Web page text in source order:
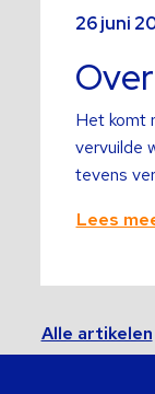
26 juni
Het komt
vervuilde
tevens
Lees
meer
Alle artikelen